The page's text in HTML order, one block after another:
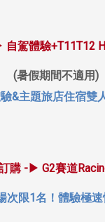
駕體驗+T11T12
(暑假期間不適用)
&主題旅店住宿雙
購 -▶︎ G2賽道
次限1名！體驗極